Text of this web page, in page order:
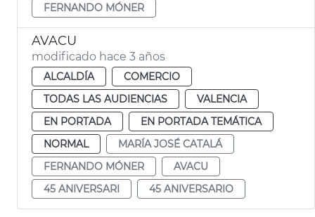
FERNANDO MÓNER
AVACU
modificado hace 3 años
ALCALDÍA
COMERCIO
TODAS LAS AUDIENCIAS
VALENCIA
EN PORTADA
EN PORTADA TEMÁTICA
NORMAL
MARÍA JOSÉ CATALÁ
FERNANDO MÓNER
AVACU
45 ANIVERSARI
45 ANIVERSARIO